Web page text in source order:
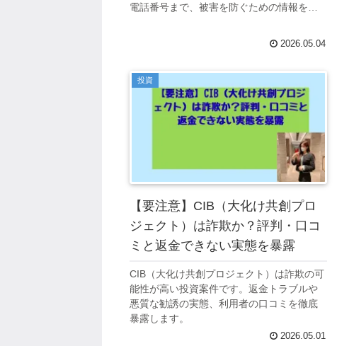
電話番号まで、被害を防ぐための情報を網
2026.05.04
投資
【要注意】CIB（大化け共創プロ
ジェクト）は詐欺か？評判・口コ
ミと返金できない実態を暴露
CIB（大化け共創プロジェクト）は詐欺の可
能性が高い投資案件です。返金トラブルや
悪質な勧誘の実態、利用者の口コミを徹底
暴露します。
2026.05.01